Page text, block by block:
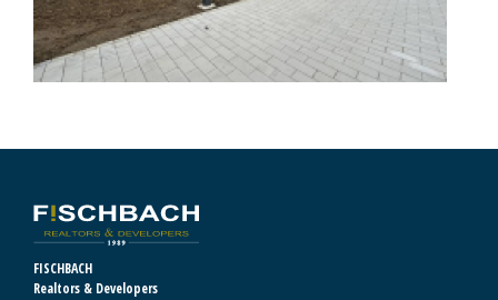
FISCHBACH
Realtors & Developers